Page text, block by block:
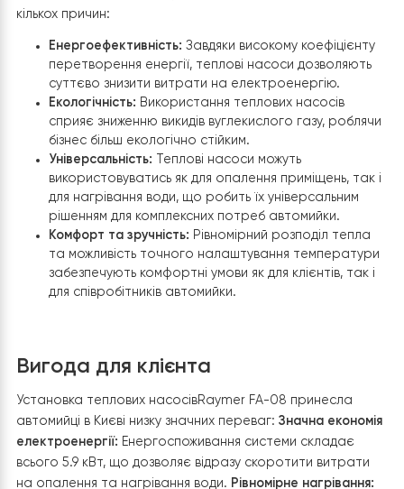
Теплові насоси Raymer FA є ідеальним рішенням для
систем опалення та нагрівання води в автомийках з
кількох причин:
Енергоефективність:Завдяки високому
перетворення енергії, теплові насоси
бізнес більш екологічно стійким.
Теплові насоси можуть
використовуватись як для опалення приміщень,
для нагрівання води, що робить їх універсальним
рішенням для комплексних потреб автомийки.
Комфорт та зручність:Рівномірний розподіл